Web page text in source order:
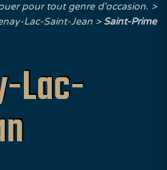
pour tout genre d'occasion.
Lac-Saint-Jean
Saint-Prime
Lac-